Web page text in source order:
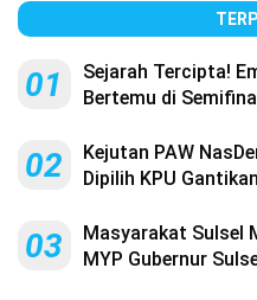
01
Sejarah Tercipta!
Bertemu di
02
Kejutan PAW
Dipilih KPU
03
Masyarakat Sulsel
MYP Gubernur